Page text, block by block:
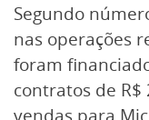
Segundo
nas operações
foram
contratos de R$